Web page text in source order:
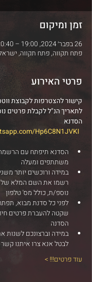
זמן ומיקום
26 בפבר׳ 2024, 19:00 – 20:40
פתח תקווה, פתח תקווה,
פרטי האירוע
קישור להצטרפות לקבוצת
לתאריך הנ"ל לקבלת פרטים
הסדנא
Hp6C8N1JVKI
משתתפים ומעלה
במידה ורוכשים יותר
רשמו את השם המלא
נוספ/ת, כולל מס' טלפון
לפני כל סדנת מבוא,
שקטה להעברת פרטים
הסדנה
במידה וברצונכם לשנות
לבטל אנא צרו איתנו קשר
עוד פרטים!!! >